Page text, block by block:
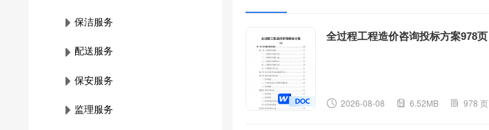
保洁服务
配送服务
保安服务
监理服务
全过程工程造价咨询投标方案978页
2026-08-08 6.52MB 978 页